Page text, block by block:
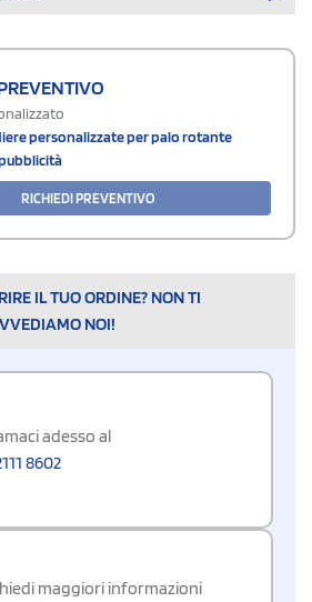
personalizzate per palo rotante
RICHIEDI PREVENTIVO
IL TUO ORDINE? NON TI
NOI!
adesso al
8602
maggiori informazioni